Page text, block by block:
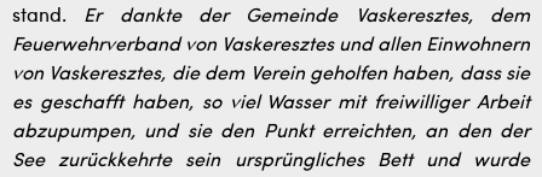
stand. Er dankte der Gemeinde Vaskeresztes, dem
Feuerwehrverband von Vaskeresztes und allen Einwohnern
von Vaskeresztes, die dem Verein geholfen haben, dass sie
es geschafft haben, so viel Wasser mit freiwilliger Arbeit
abzupumpen, und sie den Punkt erreichten, an den der
See zurückkehrte sein ursprüngliches Bett und wurde